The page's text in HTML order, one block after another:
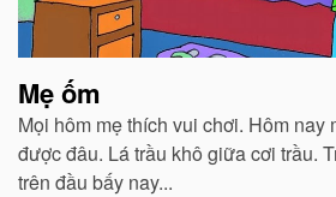
Mẹ ốm
Mọi hôm mẹ thích vui chơi. Hôm nay
được đâu. Lá trầu khô giữa cơi trầu.
trên đầu bấy nay...